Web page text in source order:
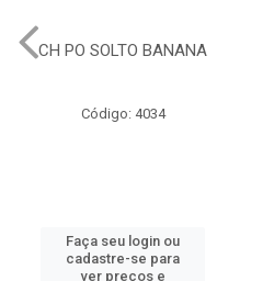
CH PO SOLTO BANANA
Código: 4034
Faça seu login ou
cadastre-se para
ver preços e